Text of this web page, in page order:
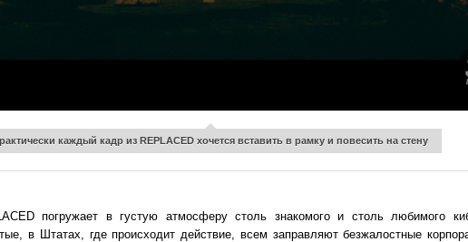
каждый кадр из REPLACED хочется вставить в рамку и повесить на стену
погружает в густую атмосферу столь знакомого и столь любимого
в Штатах, где происходит действие, всем заправляют безжалостные